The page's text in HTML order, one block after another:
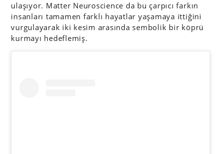
ulaşıyor. Matter Neuroscience da bu çarpıcı farkın
insanları tamamen farklı hayatlar yaşamaya ittiğini
vurgulayarak iki kesim arasında sembolik bir köprü
kurmayı hedeflemiş.